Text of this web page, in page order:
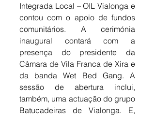
Integrada Local – OIL Vialonga e
contou com o apoio de fundos
comunitários. A cerimónia
inaugural contará com a
presença do presidente da
Câmara de Vila Franca de Xira e
da banda Wet Bed Gang. A
sessão de abertura inclui,
também, uma actuação do grupo
Batucadeiras de Vialonga. E,